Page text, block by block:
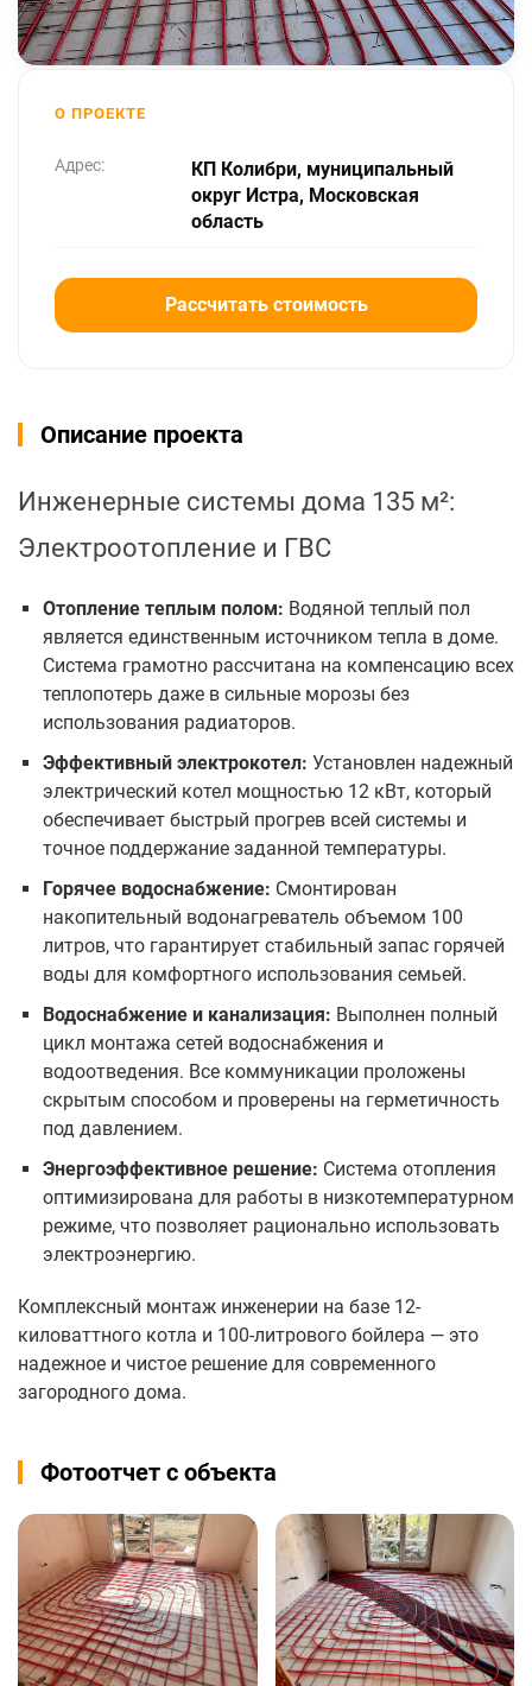
О ПРОЕКТЕ
Адрес:
КП Колибри, муниципальный
округ Истра, Московская
область
Рассчитать стоимость
Описание проекта
Инженерные системы дома 135 м²:
Электроотопление и ГВС
Отопление теплым полом: Водяной теплый пол
является единственным источником тепла в доме.
Система грамотно рассчитана на компенсацию всех
теплопотерь даже в сильные морозы без
использования радиаторов.
Эффективный электрокотел: Установлен надежный
электрический котел мощностью 12 кВт, который
обеспечивает быстрый прогрев всей системы и
точное поддержание заданной температуры.
Горячее водоснабжение: Смонтирован
накопительный водонагреватель объемом 100
литров, что гарантирует стабильный запас горячей
воды для комфортного использования семьей.
Водоснабжение и канализация: Выполнен полный
цикл монтажа сетей водоснабжения и
водоотведения. Все коммуникации проложены
скрытым способом и проверены на герметичность
под давлением.
Энергоэффективное решение: Система отопления
оптимизирована для работы в низкотемпературном
режиме, что позволяет рационально использовать
электроэнергию.
Комплексный монтаж инженерии на базе 12-
киловаттного котла и 100-литрового бойлера — это
надежное и чистое решение для современного
загородного дома.
Фотоотчет с объекта